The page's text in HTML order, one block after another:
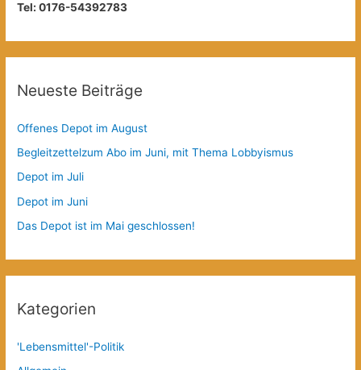
Tel: 0176-54392783
Neueste Beiträge
Offenes Depot im August
Begleitzettelzum Abo im Juni, mit Thema Lobbyismus
Depot im Juli
Depot im Juni
Das Depot ist im Mai geschlossen!
Kategorien
'Lebensmittel'-Politik